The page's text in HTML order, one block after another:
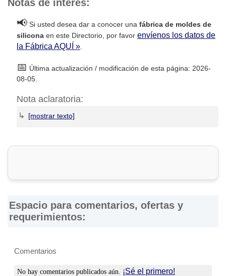
Notas de interés:
📢 Si usted desea dar a conocer una fábrica de moldes de
silicona en este Directorio, por favor envíenos los datos de
la Fábrica AQUÍ »
📅 Última actualización / modificación de esta página: 2026-
08-05.
Nota aclaratoria:
↳
información proporcionada en los sitios web de lasFábricas
cumplimiento de los productos y servicios ofrecidos por
de teléfono y otros datos de contacto son referenciales y
están sujetos a cambios e incluso, a posibles errores
durante la elaboración de esta página web.
Espacio para comentarios, ofertas y
requerimientos:
Comentarios
No hay comentarios publicados aún. ¡Sé el primero!